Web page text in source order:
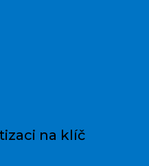
na klíč